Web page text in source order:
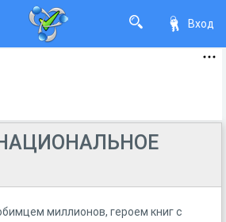
Вход
миллионов, героем книг с